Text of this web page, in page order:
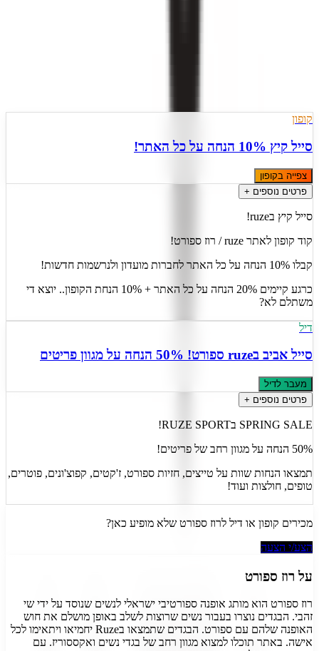
קופון
סייל קיץ 10% הנחה על כל האתר!
צפייה בקופון
פרטים נוספים +
סייל קיץ בruze!
קוד קופון לאתר ruze / רוז ספורט!
קבלו 10% הנחה על כל האתר לחברות מועדון ולנרשמות חדשות!
כרגע קיימים 20% הנחה על כל האתר + 10% הנחת הקופון.. יוצא די
משתלם לא?
דיל
סייל אביב בruze ספורט! 50% הנחה על מגוון פריטים
מעבר לדיל
פרטים נוספים +
SPRING SALE בRUZE SPORT!
50% הנחה על מגוון רחב של פריטים!
תמצאו הנחות שוות על טייצים, חזיות ספורט, ז'קטים, קפוצ'ונים, פוטרים,
טופים, חולצות ועוד!
מכירים קופון או דיל לרוז ספורט שלא מופיע כאן?
הצע/י הצעה
על רוז ספורט
רוז ספורט הוא מותג אופנה ספורטיבי ישראלי לנשים שנוסד על ידי שי
זהבי. הבגדים נוצרו בעבור נשים שרוצות לשלב באופן מושלם את חוש
האופנה שלהם עם ספורט. הבגדים שתמצאו בRuze יחמיאו ויתאימו לכל
אישה. באתר תוכלו למצוא מגוון רחב של בגדי נשים ואקססוריז. עם